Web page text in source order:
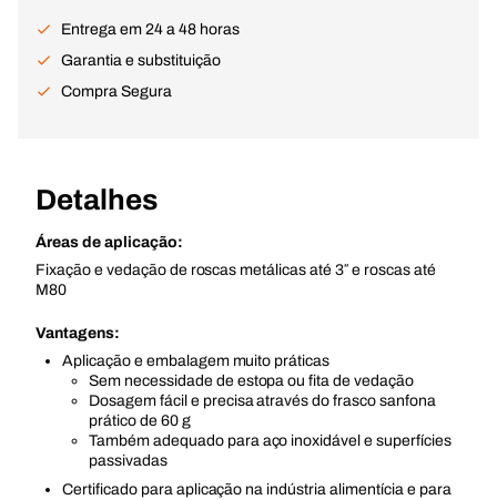
Entrega em 24 a 48 horas
Garantia e substituição
Compra Segura
Detalhes
Áreas de aplicação:
Fixação e vedação de roscas metálicas até 3″ e roscas até
M80
Vantagens:
Aplicação e embalagem muito práticas
Sem necessidade de estopa ou fita de vedação
Dosagem fácil e precisa através do frasco sanfona
prático de 60 g
Também adequado para aço inoxidável e superfícies
passivadas
Certificado para aplicação na indústria alimentícia e para